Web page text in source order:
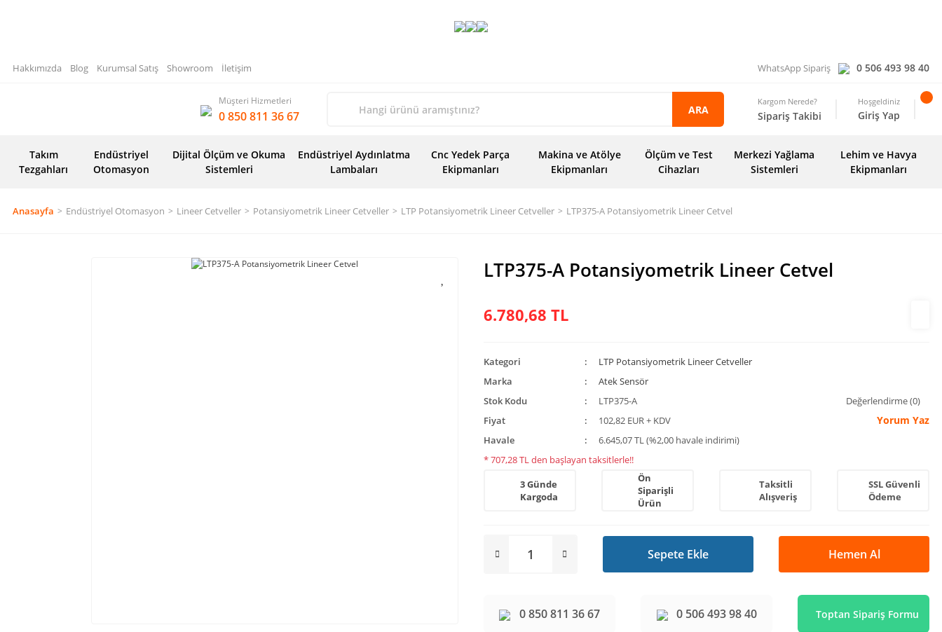
Hakkımızda Blog Kurumsal Satış Showroom İletişim WhatsApp Sipariş 0 506 493 98 40
Müşteri Hizmetleri
0 850 811 36 67 ARA
Kargom Nerede?
Sipariş Takibi
Hoşgeldiniz
Giriş Yap
Takım
Tezgahları
Endüstriyel
Otomasyon
Dijital Ölçüm ve Okuma
Sistemleri
Endüstriyel Aydınlatma
Lambaları
Cnc Yedek Parça
Ekipmanları
Makina ve Atölye
Ekipmanları
Ölçüm ve Test
Cihazları
Merkezi Yağlama
Sistemleri
Lehim ve Havya
Ekipmanları
Anasayfa Endüstriyel Otomasyon Lineer Cetveller Potansiyometrik Lineer Cetveller LTP Potansiyometrik Lineer Cetveller LTP375-A Potansiyometrik Lineer Cetvel
LTP375-A Potansiyometrik Lineer Cetvel
6.780,68 TL
Kategori
LTP Potansiyometrik Lineer Cetveller
Marka
Atek Sensör
Stok Kodu
LTP375-A
Fiyat
102,82 EUR + KDV
Havale
6.645,07 TL (%2,00 havale indirimi)
* 707,28 TL den başlayan taksitlerle!!
Değerlendirme (0)
Yorum Yaz
3 Günde
Kargoda
Ön
Siparişli
Ürün
Taksitli
Alışveriş
SSL Güvenli
Ödeme
Sepete Ekle Hemen Al
0 850 811 36 67 0 506 493 98 40 Toptan Sipariş Formu